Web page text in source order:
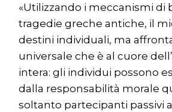
«Utilizzando i meccanismi di
tragedie greche antiche, il
destini individuali, ma
universale che è al cuore
intera: gli individui possono
dalla responsabilità morale
soltanto partecipanti passivi